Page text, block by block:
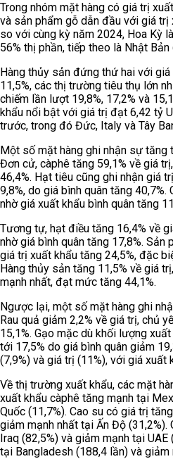
Trong nhóm mặt hàng có giá trị
và sản phẩm gỗ dẫn đầu với giá trị
so với cùng kỳ năm 2024, Hoa Kỳ
56% thị phần, tiếp theo là Nhật Bản
Hàng thủy sản đứng thứ hai với
11,5%, các thị trường tiêu thụ lớn
chiếm lần lượt 19,8%, 17,2% và
khẩu nổi bật với giá trị đạt 6,42 tỷ
trước, trong đó Đức, Italy và Tây
Một số mặt hàng ghi nhận sự tăng
Đơn cử, càphê tăng 59,1% về giá
46,4%. Hạt tiêu cũng ghi nhận giá
9,8%, do giá bình quân tăng
nhờ giá xuất khẩu bình quân tăng
Tương tự, hạt điều tăng 16,4% về
nhờ giá bình quân tăng 17,8%.
giá trị xuất khẩu tăng 24,5%, đặc
Hàng thủy sản tăng 11,5% về giá
mạnh nhất, đạt mức tăng 44,1%.
Ngược lại, một số mặt hàng ghi
Rau quả giảm 2,2% về giá trị, chủ
15,1%. Gạo mặc dù khối lượng
tới 17,5% do giá bình quân giảm
(7,9%) và giá trị (11%), với giá xuất
Về thị trường xuất khẩu, các mặt
xuất khẩu càphê tăng mạnh tại
Quốc (11,7%). Cao su có giá trị
giảm mạnh nhất tại Ấn Độ
Iraq (82,5%) và giảm mạnh tại
tại Bangladesh (188,4 lần) và